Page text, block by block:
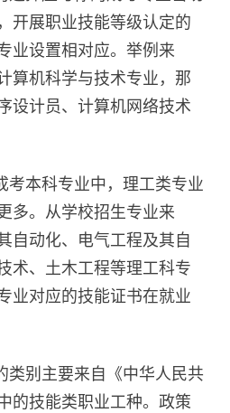
开展职业技能等级认定的
业设置相对应。举例来
算机科学与技术专业，那
设计员、计算机网络技术
本科专业中，理工类专业
多。从学校招生专业来
自动化、电气工程及其自
术、土木工程等理工科专
业对应的技能证书在就业
别主要来自《中华人民共
的技能类职业工种。政策